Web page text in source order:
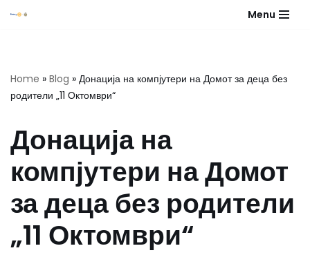
Menu
Home » Blog » Донација на компјутери на Домот за деца без
родители „11 Октомври“
Донација на
компјутери на Домот
за деца без родители
„11 Октомври“